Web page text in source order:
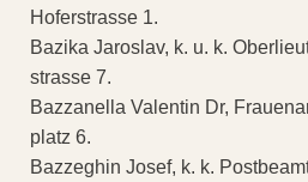
Hoferstrasse 1.
Bazika Jaroslav, k. u. k.
strasse 7.
Bazzanella Valentin Dr,
platz 6.
Bazzeghin Josef, k. k.